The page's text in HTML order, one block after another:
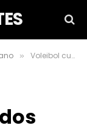
» Voleibol cubano: dos MVP y buenas actuaciones en Súper Liga Credem Bank en Italia